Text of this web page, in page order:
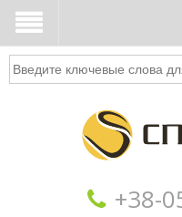
Поиск
+38‎‎-